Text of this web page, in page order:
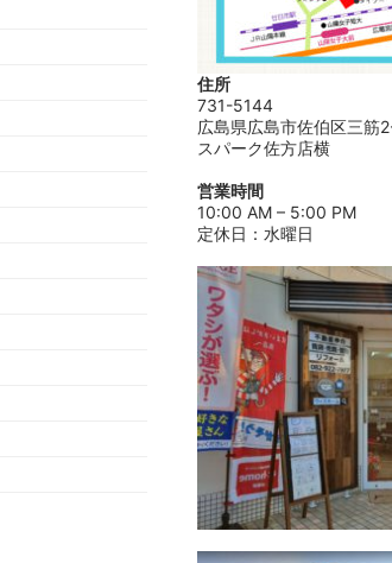
住所
731-5144
広島県広島市佐伯区三筋
スパーク佐方店横
営業時間
10:00 AM – 5:00 PM
定休日：水曜日